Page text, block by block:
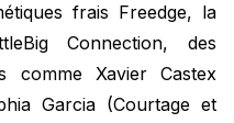
frais Freedge, la
Connection, des
comme Xavier Castex
Garcia (Courtage et